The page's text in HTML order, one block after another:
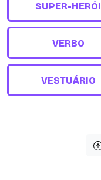
SUPER-HERÓI
VERBO
VESTUÁRIO